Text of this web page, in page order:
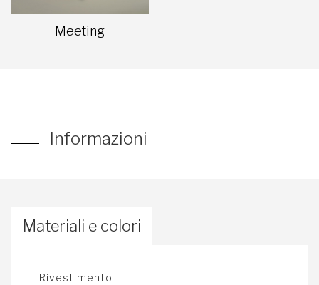
Meeting
Informazioni
Materiali e colori
Rivestimento